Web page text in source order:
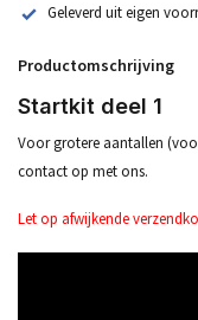
Geleverd uit eigen
Productomschrijving
Startkit deel 1
Voor grotere aantallen
contact op met ons.
Let op afwijkende